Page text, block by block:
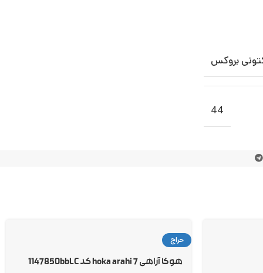
بروکس
44
حراج
هوکا آراهی 7 hoka arahi کد 1147850bbLC